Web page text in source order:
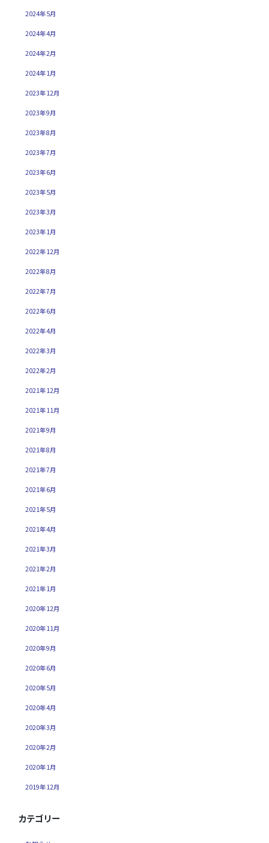
2024年5月
2024年4月
2024年2月
2024年1月
2023年12月
2023年9月
2023年8月
2023年7月
2023年6月
2023年5月
2023年3月
2023年1月
2022年12月
2022年8月
2022年7月
2022年6月
2022年4月
2022年3月
2022年2月
2021年12月
2021年11月
2021年9月
2021年8月
2021年7月
2021年6月
2021年5月
2021年4月
2021年3月
2021年2月
2021年1月
2020年12月
2020年11月
2020年9月
2020年6月
2020年5月
2020年4月
2020年3月
2020年2月
2020年1月
2019年12月
カテゴリー